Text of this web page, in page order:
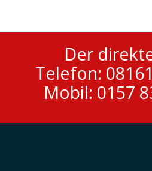
Der
Telefon:
Mobil: 0157